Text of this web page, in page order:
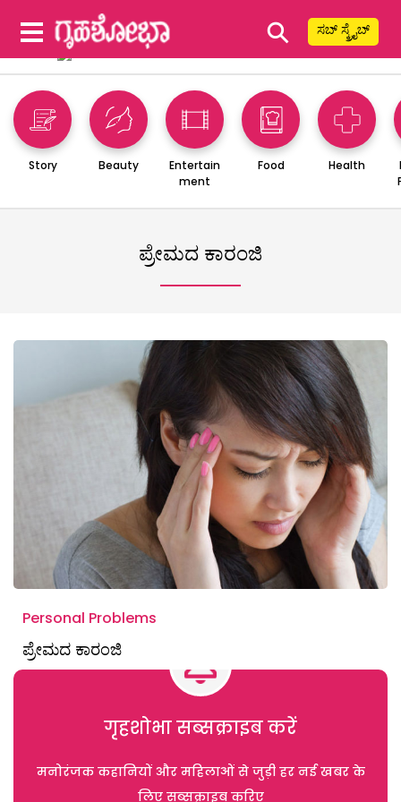
⚲ ಸಬ್ ಸ್ಕ್ರೈಬ್
Story Beauty
Entertain
ment
Food Health
ಪ್ರೇಮದ ಕಾರಂಜಿ
Personal Problems
ಪ್ರೇಮದ ಕಾರಂಜಿ
गृहशोभा सब्सक्राइब करें
मनोरंजक कहानियों और महिलाओं से जुड़ी हर नई खबर के
लिए सब्सक्राइब करिए